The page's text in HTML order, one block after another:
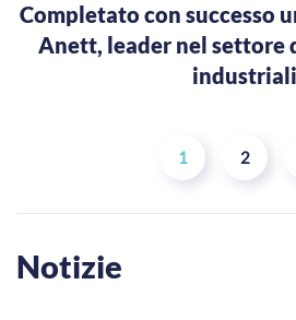
Completato con successo
Anett, leader nel settore
industriali
1 2
Notizie